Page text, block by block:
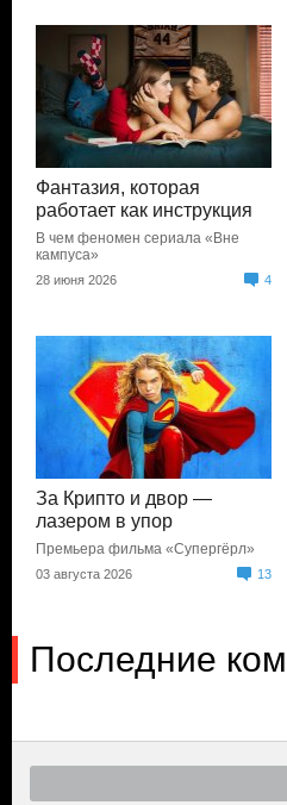
Фантазия, которая
работает как инструкция
В чем феномен сериала «Вне
кампуса»
28 июня 2026 4
За Крипто и двор —
лазером в упор
Премьера фильма «Супергёрл»
03 августа 2026 13
Последние